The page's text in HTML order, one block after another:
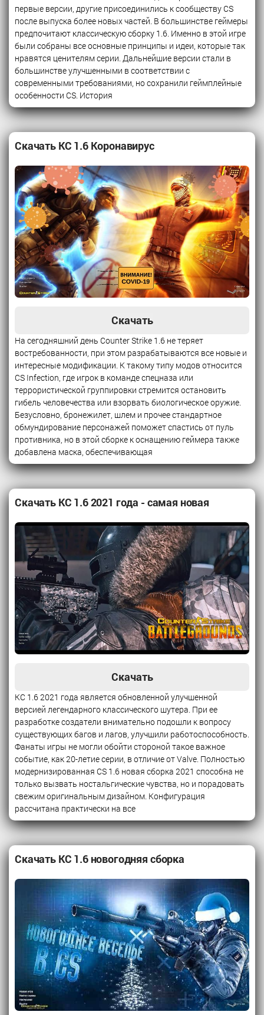
первые версии, другие присоединились к сообществу CS
после выпуска более новых частей. В большинстве геймеры
предпочитают классическую сборку 1.6. Именно в этой игре
были собраны все основные принципы и идеи, которые так
нравятся ценителям серии. Дальнейшие версии стали в
большинстве улучшенными в соответствии с
современными требованиями, но сохранили геймплейные
особенности CS. История
Скачать КС 1.6 Коронавирус
Скачать
На сегодняшний день Counter Strike 1.6 не теряет
востребованности, при этом разрабатываются все новые и
интересные модификации. К такому типу модов относится
CS Infection, где игрок в команде спецназа или
террористической группировки стремится остановить
гибель человечества или взорвать биологическое оружие.
Безусловно, бронежилет, шлем и прочее стандартное
обмундирование персонажей поможет спастись от пуль
противника, но в этой сборке к оснащению геймера также
добавлена маска, обеспечивающая
Скачать КС 1.6 2021 года - самая новая
Скачать
КС 1.6 2021 года является обновленной улучшенной
версией легендарного классического шутера. При ее
разработке создатели внимательно подошли к вопросу
существующих багов и лагов, улучшили работоспособность.
Фанаты игры не могли обойти стороной такое важное
событие, как 20-летие серии, в отличие от Valve. Полностью
модернизированная CS 1.6 новая сборка 2021 способна не
только вызвать ностальгические чувства, но и порадовать
свежим оригинальным дизайном. Конфигурация
рассчитана практически на все
Скачать КС 1.6 новогодняя сборка